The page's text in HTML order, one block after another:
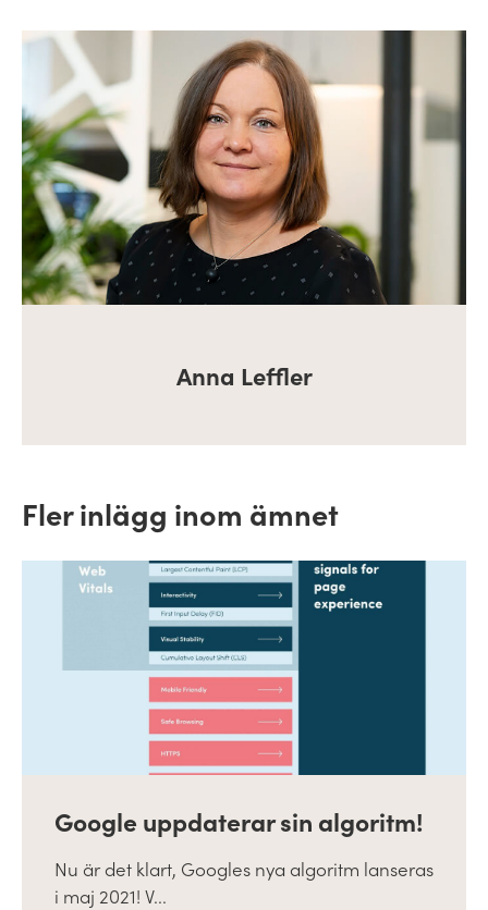
Anna Leffler
Fler inlägg inom ämnet
Google uppdaterar sin algoritm!
Nu är det klart, Googles nya algoritm lanseras
i maj 2021! V...